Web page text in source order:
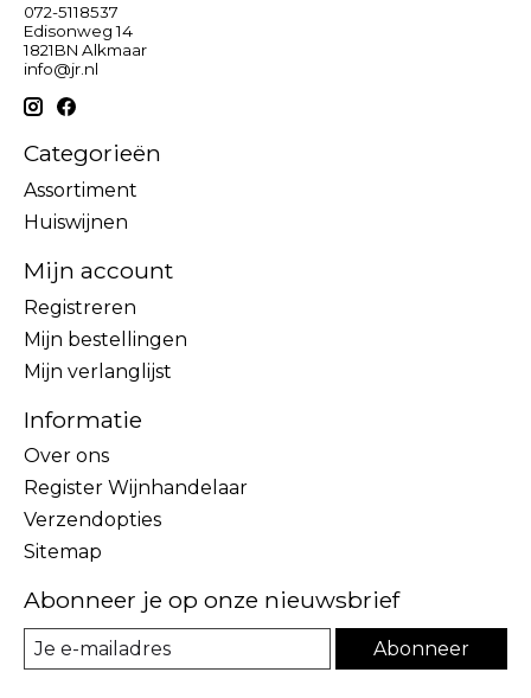
072-5118537
Edisonweg 14
1821BN Alkmaar
info@jr.nl
Categorieën
Assortiment
Huiswijnen
Mijn account
Registreren
Mijn bestellingen
Mijn verlanglijst
Informatie
Over ons
Register Wijnhandelaar
Verzendopties
Sitemap
Abonneer je op onze nieuwsbrief
Abonneer